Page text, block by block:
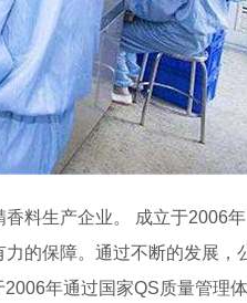
料生产企业。 成立于2006
的保障。通过不断的发展，
年通过国家QS质量管理